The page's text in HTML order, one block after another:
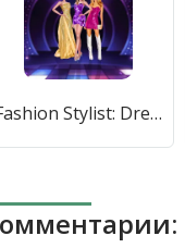
Fashion Stylist: Dress Up Game (Фэшн стилист) [МОД Бесконечные монеты] APK Android